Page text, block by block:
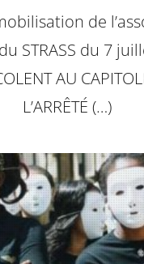
de
STRASS du 7
AU
L’ARRÊTÉ (…)